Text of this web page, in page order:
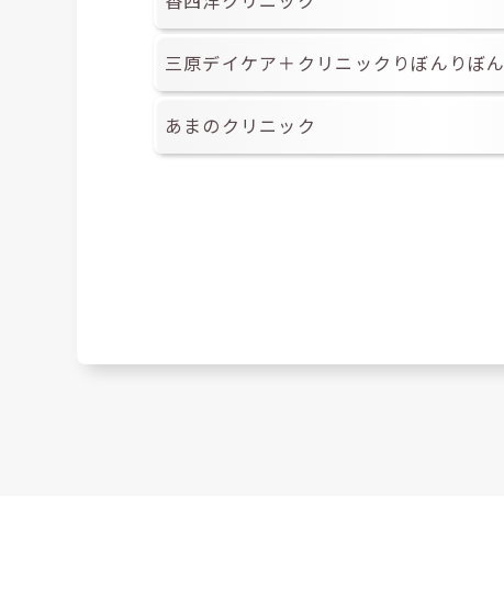
三原デイケア＋クリニックりぼんりぼん
あまのクリニック